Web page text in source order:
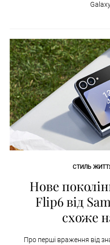
СТИЛЬ
Нове
Flip6 від
схоже
Про перші враження від